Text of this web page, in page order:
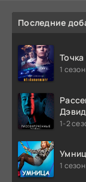
Последние
1 сезон
1-2
1 сезон